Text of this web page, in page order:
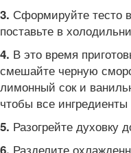
3. Сформируйте тесто
поставьте в
4. В это время
смешайте черную
лимонный сок и
чтобы все
5. Разогрейте духовку
6. Разделите